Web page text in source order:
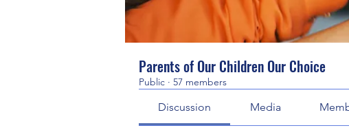
Parents of Our Children Our Choice
Public · 57 members
Discussion Media